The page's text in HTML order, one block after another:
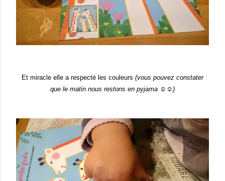
Et miracle elle a respecté les couleurs (vous pouvez constater
que le matin nous restons en pyjama ☺☺)